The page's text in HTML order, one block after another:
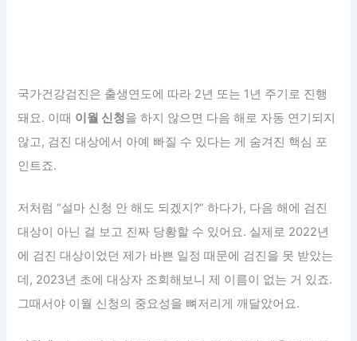
국가건강검진은 출생연도에 따라 2년 또는 1년 주기로 진행
돼요. 이때 이월 신청을 하지 않으면 다음 해로 자동 연기되지
않고, 검진 대상에서 아예 빠질 수 있다는 게 숨겨진 핵심 포
인트죠.
저처럼 “설마 신청 안 해도 되겠지?” 하다가, 다음 해에 검진
대상이 아닌 걸 보고 진짜 당황할 수 있어요. 실제로 2022년
에 검진 대상이었던 제가 바쁜 일정 때문에 검진을 못 받았는
데, 2023년 초에 대상자 조회해보니 제 이름이 없는 거 있죠.
그때서야 이월 신청의 중요성을 뼈저리게 깨달았어요.